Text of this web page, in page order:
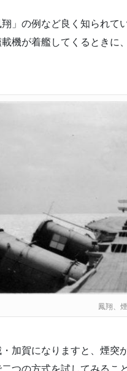
」の例など良く知られて
機が着艦してくるときに
鳳翔、
加賀になりますと、煙突